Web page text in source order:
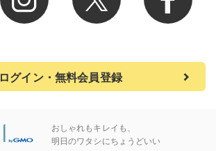
ログイン・無料会員登録
おしゃれもキレイも、
明日のワタシにちょうどいい